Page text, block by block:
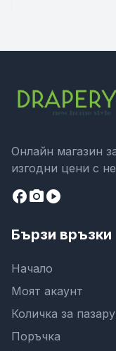
Онлайн магазин
изгодни цени с
facebookcamera_altplay_circle
Бързи връзки
Начало
Моят акаунт
Количка за
Поръчка